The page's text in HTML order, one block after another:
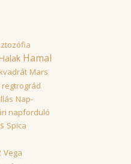
Hamal
Mars
Nap-
napforduló
Spica
Vega